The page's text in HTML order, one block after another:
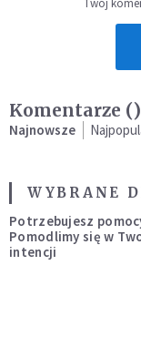
Twój
Komentarze ()
Najnowsze
WYBRANE
Potrzebujesz
Pomodlimy się w
intencji